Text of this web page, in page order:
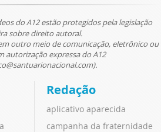
do A12 estão protegidos pela legislação
sobre direito autoral.
outro meio de comunicação, eletrônico ou
autorização expressa do A12
Redação
aplicativo aparecida
campanha da fraternidade